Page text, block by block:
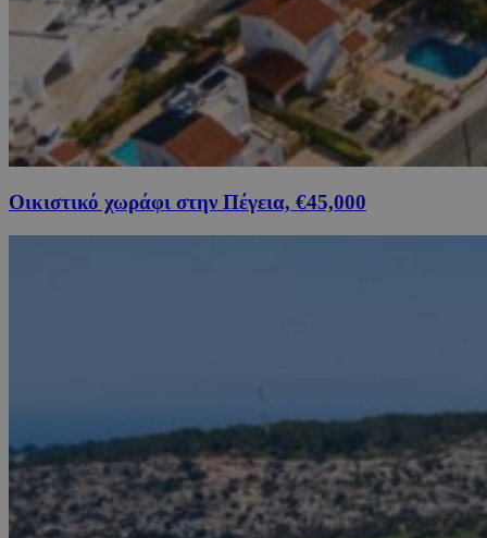
Οικιστικό χωράφι στην Πέγεια, €45,000